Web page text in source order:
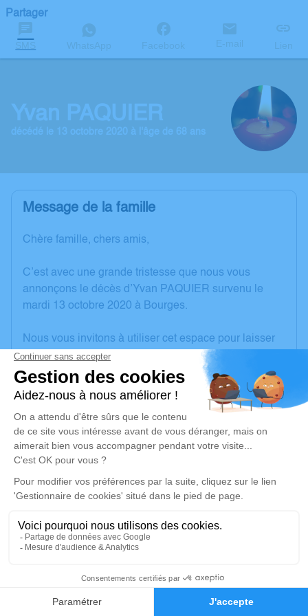
Faire-part Hommages
Partager
SMS WhatsApp Facebook E-mail Lien
Yvan PAQUIER
décédé le 13 octobre 2020 à l'âge de 68 ans
Message de la famille
Chère famille, chers amis,
C’est avec une grande tristesse que nous vous
annonçons le décès d’Yvan PAQUIER survenu le
mardi 13 octobre 2020 à Bourges.
Nous vous invitons à utiliser cet espace pour laisser
vos condoléances, partager des photos souvenirs,
une anecdote ou exprimer vos pensées à travers des
poèmes ou des textes. Cet endroit est un lieu
d'expression dédié à honorer la mémoire d’Yvan
PAQUIER.
Un service de plantation d’arbre hommage est
disponible ici.
Je rends hommage
Déroulé des obsèques